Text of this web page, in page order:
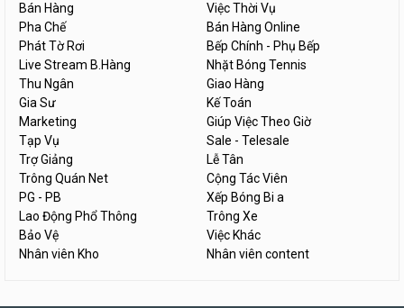
Bán Hàng
Việc Thời Vụ
Pha Chế
Bán Hàng Online
Phát Tờ Rơi
Bếp Chính - Phụ Bếp
Live Stream B.Hàng
Nhặt Bóng Tennis
Thu Ngân
Giao Hàng
Gia Sư
Kế Toán
Marketing
Giúp Việc Theo Giờ
Tạp Vụ
Sale - Telesale
Trợ Giảng
Lễ Tân
Trông Quán Net
Cộng Tác Viên
PG - PB
Xếp Bóng Bi a
Lao Động Phổ Thông
Trông Xe
Bảo Vệ
Việc Khác
Nhân viên Kho
Nhân viên content